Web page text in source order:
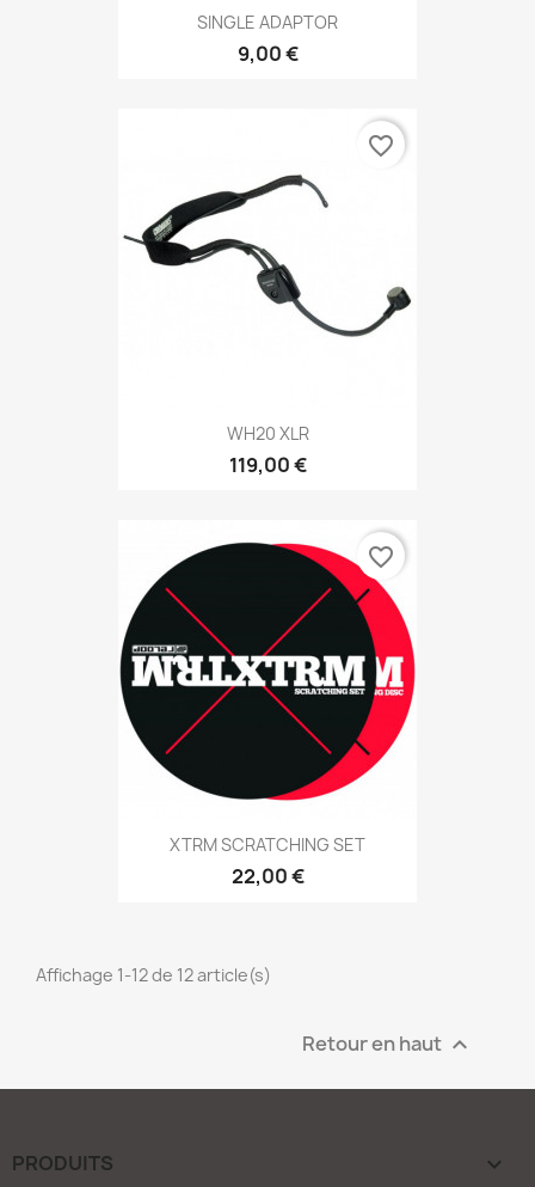
SINGLE ADAPTOR
9,00 €
WH20 XLR
119,00 €
favorite_border
XTRM SCRATCHING SET
22,00 €
favorite_border
Affichage 1-12 de 12 article(s)
Retour en haut 
PRODUITS 